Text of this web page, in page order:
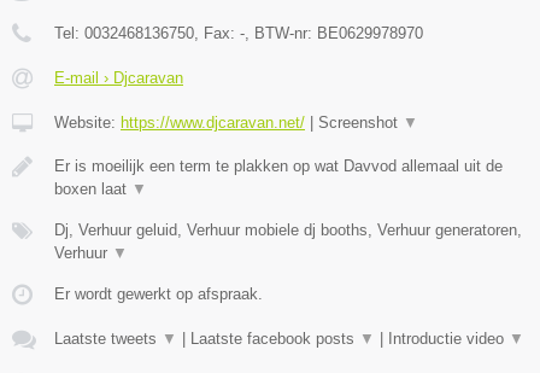
Tel: 0032468136750, Fax: -, BTW-nr: BE0629978970
E-mail › Djcaravan
Website: https://www.djcaravan.net/ Screenshot ▼
Er is moeilijk een term te plakken op wat Davvod allemaal uit de
boxen laat ▼
Dj, Verhuur geluid, Verhuur mobiele dj booths, Verhuur generatoren,
Verhuur ▼
Er wordt gewerkt op afspraak.
Laatste tweets ▼ Laatste facebook posts ▼ Introductie video ▼